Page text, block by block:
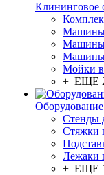
Клининговое
Машины
Машины
Машины
Мойки
+ ЕЩЕ
Оборудование
Стенды
Стяжки
Лежаки
+ ЕЩЕ